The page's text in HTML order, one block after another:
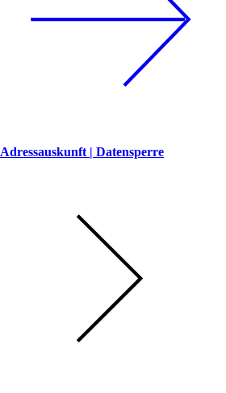
Adressauskunft | Datensperre